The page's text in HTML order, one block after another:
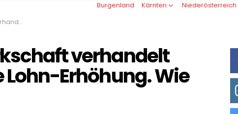
Burgenland Kärnten Niederösterreich
soll´s sein?
verhandelt
Erhöhung. Wie